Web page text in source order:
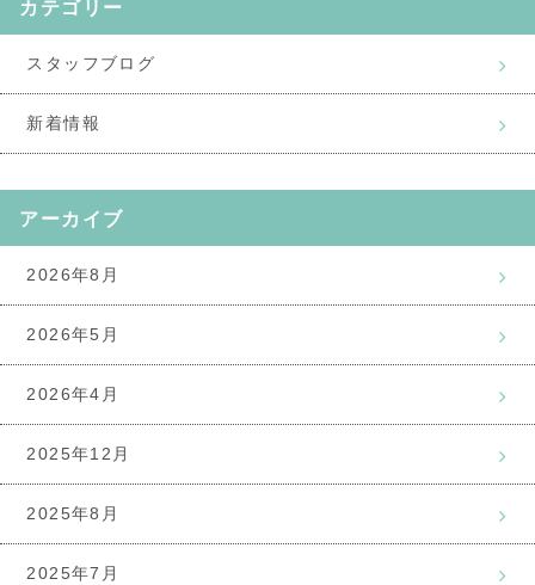
カテゴリー
スタッフブログ
新着情報
アーカイブ
2026年8月
2026年5月
2026年4月
2025年12月
2025年8月
2025年7月